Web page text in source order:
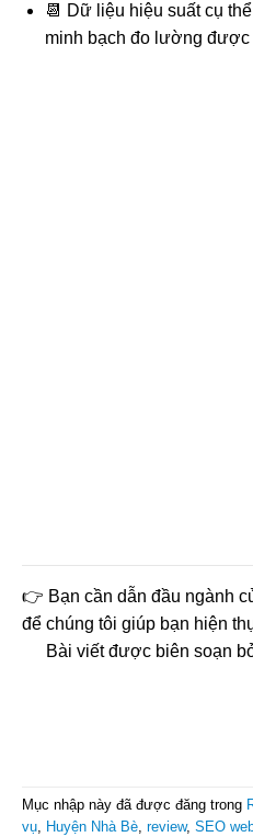
📆 Dữ liệu hiệu suất cụ
minh bạch đo lường được
👉 Bạn cần dẫn đầu ngành
để chúng tôi giúp bạn hiện
Bài viết được biên soạn
Mục nhập này đã được đăng trong
vụ, Huyện Nhà Bè, review, SEO